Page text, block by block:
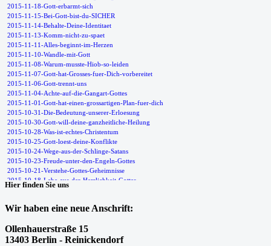
Hier finden Sie uns
Wir haben eine neue Anschrift:
Ollenhauerstraße 15
13403 Berlin - Reinickendorf